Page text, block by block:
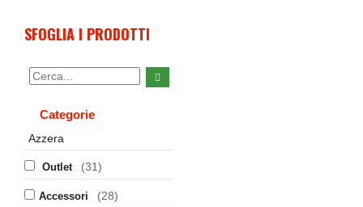
SFOGLIA I PRODOTTI
Categorie
Azzera
Outlet (31)
Accessori (28)